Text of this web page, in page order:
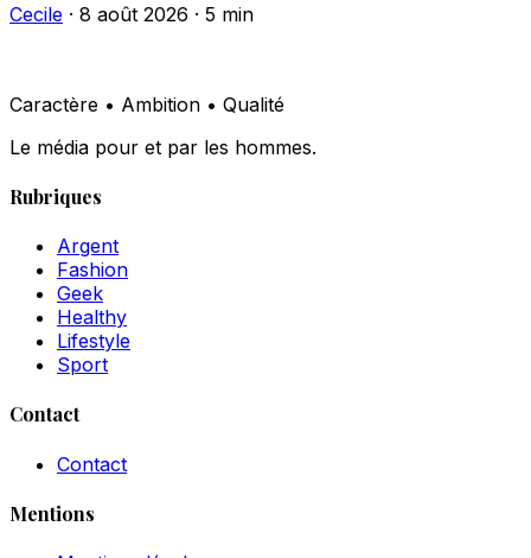
Cecile · 8 août 2026 · 5 min
Caractère • Ambition • Qualité
Le média pour et par les hommes.
Rubriques
Argent
Fashion
Geek
Healthy
Lifestyle
Sport
Contact
Contact
Mentions